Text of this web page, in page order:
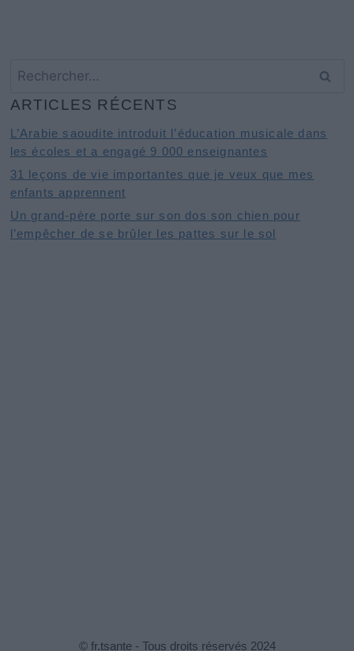
Rechercher :
ARTICLES RÉCENTS
L’Arabie saoudite introduit l’éducation musicale dans
les écoles et a engagé 9 000 enseignantes
31 leçons de vie importantes que je veux que mes
enfants apprennent
Un grand-père porte sur son dos son chien pour
l’empêcher de se brûler les pattes sur le sol
© fr.tsante - Tous droits réservés 2024